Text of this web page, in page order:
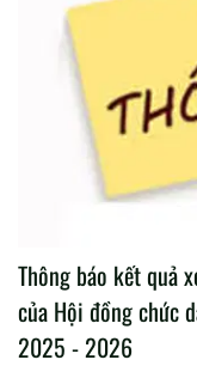
Thông báo kết quả
của Hội đồng chức
2025 - 2026